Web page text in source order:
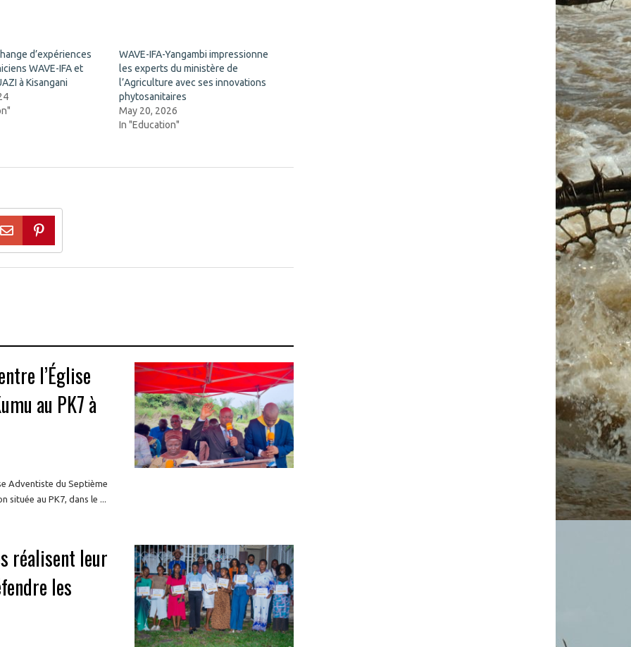
d’expériences
WAVE-IFA et
à Kisangani
WAVE-IFA-Yangambi impressionne
les experts du ministère de
l’Agriculture avec ses innovations
phytosanitaires
May 20, 2026
In "Education"
l’Église
au PK7 à
Adventiste du Septième
située au PK7, dans le ...
réalisent leur
les